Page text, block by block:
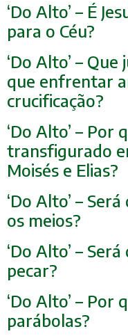
‘Do Alto’ – É
para o Céu?
‘Do Alto’ –
que enfrentar
crucificação?
‘Do Alto’ – Por
transfigurado
Moisés e Elias?
‘Do Alto’ –
os meios?
‘Do Alto’ –
pecar?
‘Do Alto’ – Por
parábolas?